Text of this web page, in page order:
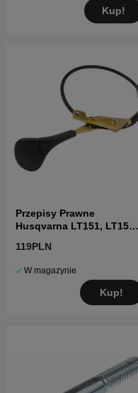
Kup!
Przepisy Prawne
Husqvarna LT151, LT152,
119PLN
W magazynie
Kup!